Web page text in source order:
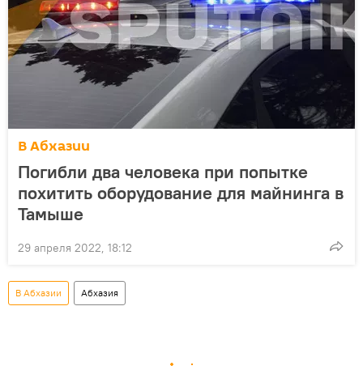
В Абхазии
Погибли два человека при попытке
похитить оборудование для майнинга в
Тамыше
29 апреля 2022, 18:12
В Абхазии Абхазия